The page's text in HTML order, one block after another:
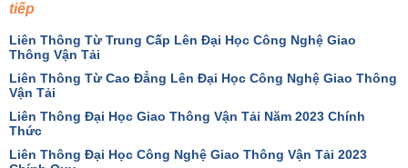
tiếp
Liên Thông Từ Trung Cấp Lên Đại Học Công Nghệ Giao
Thông Vận Tải
Liên Thông Từ Cao Đẳng Lên Đại Học Công Nghệ Giao Thông
Vận Tải
Liên Thông Đại Học Giao Thông Vận Tải Năm 2023 Chính
Thức
Liên Thông Đại Học Công Nghệ Giao Thông Vận Tải 2023